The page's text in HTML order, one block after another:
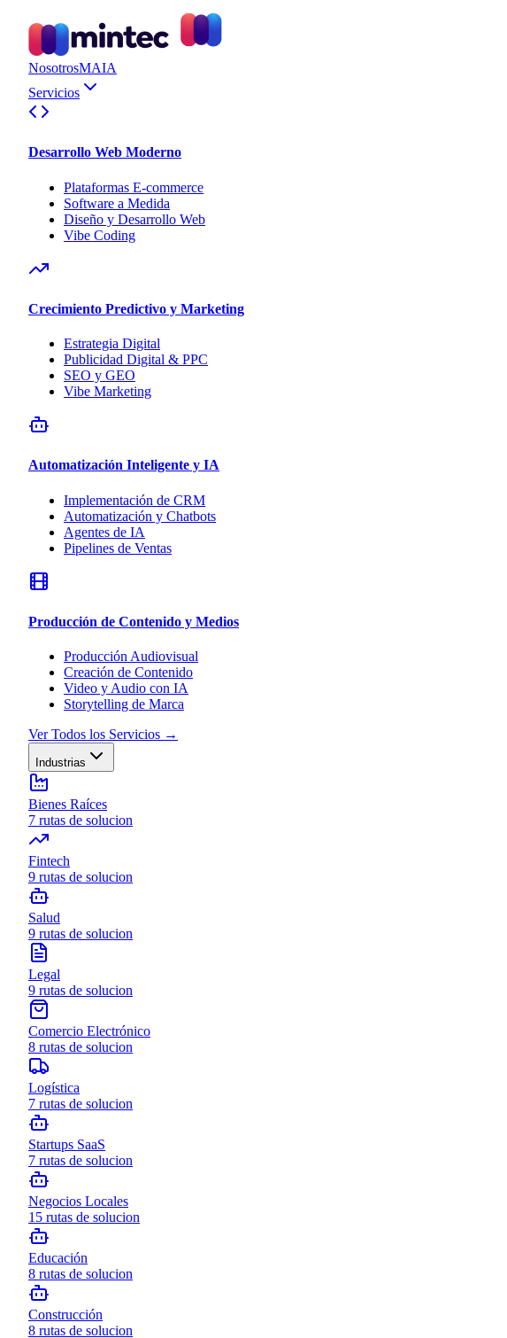
NosotrosMAIA
Servicios
Desarrollo Web Moderno
Plataformas E-commerce
Software a Medida
Diseño y Desarrollo Web
Vibe Coding
Crecimiento Predictivo y Marketing
Estrategia Digital
Publicidad Digital & PPC
SEO y GEO
Vibe Marketing
Automatización Inteligente y IA
Implementación de CRM
Automatización y Chatbots
Agentes de IA
Pipelines de Ventas
Producción de Contenido y Medios
Producción Audiovisual
Creación de Contenido
Video y Audio con IA
Storytelling de Marca
Ver Todos los Servicios →
Industrias
Bienes Raíces
7 rutas de solucion
Fintech
9 rutas de solucion
Salud
9 rutas de solucion
Legal
9 rutas de solucion
Comercio Electrónico
8 rutas de solucion
Logística
7 rutas de solucion
Startups SaaS
7 rutas de solucion
Negocios Locales
15 rutas de solucion
Educación
8 rutas de solucion
Construcción
8 rutas de solucion